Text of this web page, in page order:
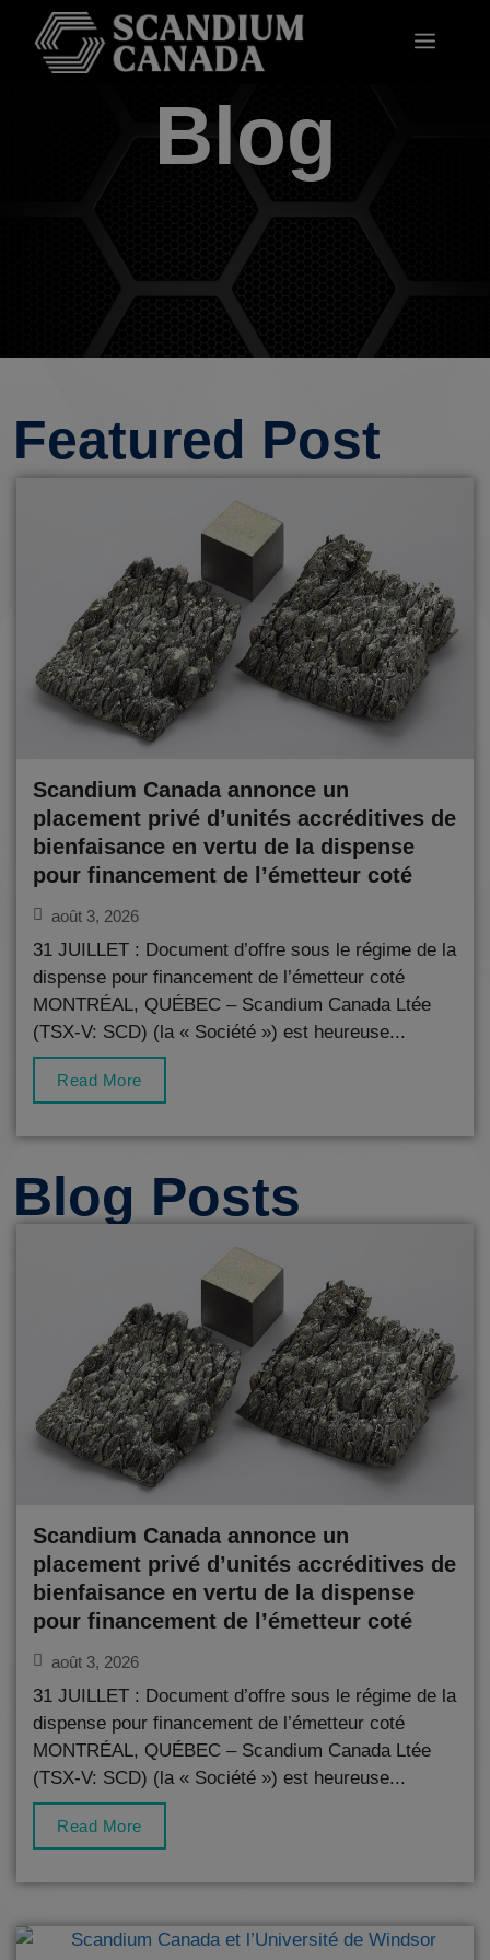
Blog
Featured Post
Scandium Canada annonce un
placement privé d’unités accréditives de
bienfaisance en vertu de la dispense
pour financement de l’émetteur coté
août 3, 2026
31 JUILLET : Document d’offre sous le régime de la
dispense pour financement de l’émetteur coté
MONTRÉAL, QUÉBEC – Scandium Canada Ltée
(TSX-V: SCD) (la « Société ») est heureuse...
Read More
Blog Posts
Scandium Canada annonce un
placement privé d’unités accréditives de
bienfaisance en vertu de la dispense
pour financement de l’émetteur coté
août 3, 2026
31 JUILLET : Document d’offre sous le régime de la
dispense pour financement de l’émetteur coté
MONTRÉAL, QUÉBEC – Scandium Canada Ltée
(TSX-V: SCD) (la « Société ») est heureuse...
Read More